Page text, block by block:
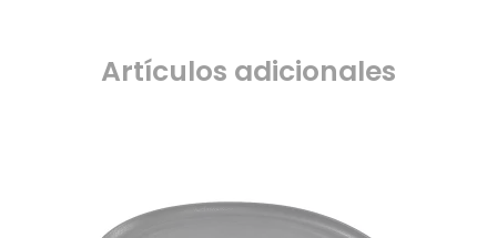
Artículos adicionales